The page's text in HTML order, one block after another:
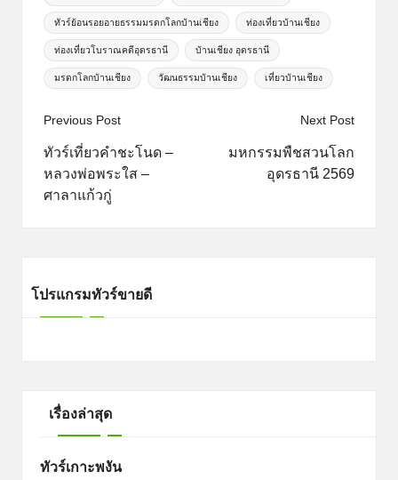
ทัวร์ย้อนรอยอายธรรมมรดกโลกบ้านเชียง ท่องเที่ยวบ้านเชียง
ท่องเที่ยวโบราณคดีอุดรธานี บ้านเชียง อุดรธานี
มรดกโลกบ้านเชียง วัฒนธรรมบ้านเชียง เที่ยวบ้านเชียง
Post
navigation
Previous Post
ทัวร์เที่ยวคำชะโนด –
หลวงพ่อพระใส –
ศาลาแก้วกู่
Next Post
มหกรรมพืชสวนโลก
อุดรธานี 2569
โปรแกรมทัวร์ขายดี
เรื่องล่าสุด
ทัวร์เกาะพงัน